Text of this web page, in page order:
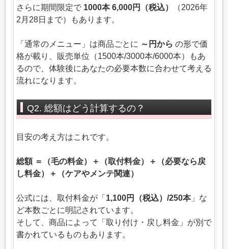
さらに期間限定で 1000本 6,000円（税込）
（2026年
2月28日まで）もあります。
「通常のメニュー」は商品ごとに ～円から の形で価
格が載り、販売単位（1500本/3000本/6000本）もあ
るので、体験後にあなたの必要本数に合わせて考える
流れになります。
Q2. 総額はどう計算するの？
目安の考え方はこれです。
総額 ＝（毛の料金）＋（取付料金）＋（必要なら戻
し料金）＋（ケアやメンテ関連）
公式には、取付料金が「 1,100円（税込）/250本」な
ど本数ごとに明記されています。
そして、商品によって「取り付け・戻し料金」が別で
書かれているものもあります。